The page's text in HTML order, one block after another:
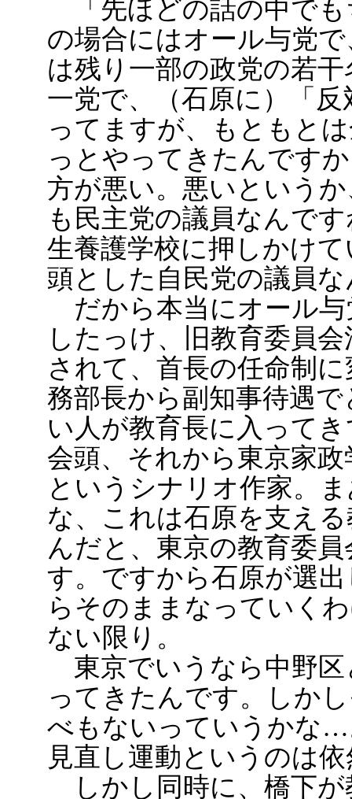
「先ほどの話の中でも
の場合にはオール与党
は残り一部の政党の若
一党で、（石原に）「
ってますが、もともと
っとやってきたんです
方が悪い。悪いという
も民主党の議員なんで
生養護学校に押しかけ
頭とした自民党の議員
だから本当にオール与
したっけ、旧教育委員
されて、首長の任命制
務部長から副知事待遇
い人が教育長に入って
会頭、それから東京家
というシナリオ作家。
な、これは石原を支え
んだと、東京の教育委
す。ですから石原が選
らそのままなっていく
ない限り。
東京でいうなら中野区
ってきたんです。しか
べもないっていうかな…
見直し運動というのは
しかし同時に、橋下が